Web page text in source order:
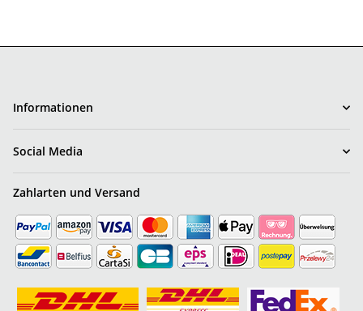
Informationen
Social Media
Zahlarten und Versand